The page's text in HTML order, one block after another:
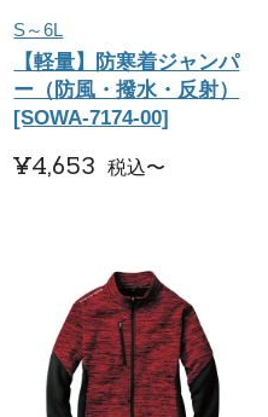
S～6L
【軽量】防寒着ジャンパ
ー（防風・撥水・反射）
[SOWA-7174-00]
¥4,653 税込〜